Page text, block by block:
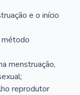
e o início
método
menstruação,
reprodutor